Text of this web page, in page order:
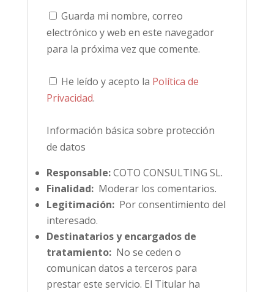
Guarda mi nombre, correo
electrónico y web en este navegador
para la próxima vez que comente.
He leído y acepto la Política de
Privacidad.
Información básica sobre protección
de datos
Responsable:COTO CONSULTING SL.
Finalidad:Moderar los comentarios.
Legitimación:Por consentimiento del
interesado.
Destinatarios y encargados de
tratamiento:No se ceden o
comunican datos a terceros para
prestar este servicio. El Titular ha